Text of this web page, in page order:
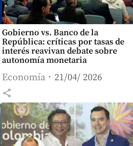
Gobierno vs. Banco de la
República: críticas por tasas de
interés reavivan debate sobre
autonomía monetaria
Economía 21/04/ 2026
share